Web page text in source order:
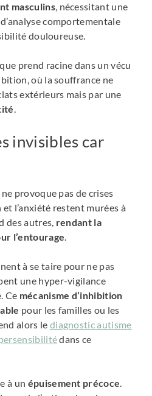
masculins, nécessitant une
comportementale
douloureuse.
prend racine dans un vécu
où la souffrance ne
extérieurs mais par une
.
invisibles car
provoque pas de crises
l’anxiété restent murées à
des autres, rendant la
l’entourage.
à se taire pour ne pas
une hyper-vigilance
Ce mécanisme d’inhibition
pour les familles ou les
alors le diagnostic autisme
dans ce
à un épuisement précoce.